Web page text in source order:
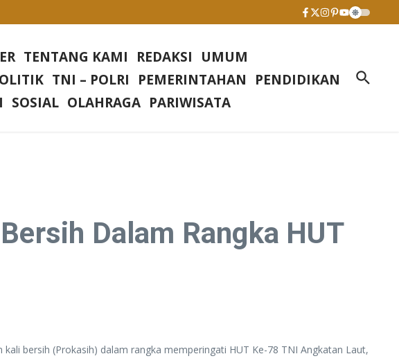
TENTANG KAMI REDAKSI
UMUM
TNI – POLRI PEMERINTAHAN
PENDIDIKAN
SOSIAL OLAHRAGA PARIWISATA
Dalam Rangka HUT
bersih (Prokasih) dalam rangka memperingati HUT Ke-78 TNI Angkatan Laut,